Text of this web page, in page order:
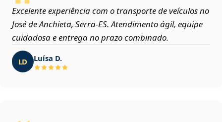
Excelente experiência com o transporte de veículos no
José de Anchieta, Serra‑ES. Atendimento ágil, equipe
cuidadosa e entrega no prazo combinado.
LD Luísa D.